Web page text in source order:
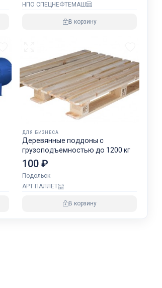
НПО СПЕЦНЕФТЕМАШ
В корзину
ДЛЯ БИЗНЕСА
Деревянные поддоны с
грузоподъемностью до 1200 кг
100 ₽
Подольск
АРТ ПАЛЛЕТ
В корзину